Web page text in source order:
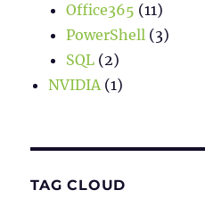
Office365 (11)
PowerShell (3)
SQL (2)
NVIDIA(1)
TAG CLOUD